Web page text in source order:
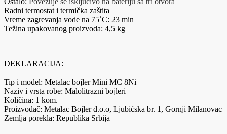
Radni termostat i termička zaštita
Vreme zagrevanja vode na 75˚C: 23 min
Težina upakovanog proizvoda: 4,5 kg
DEKLARACIJA:
Tip i model: Metalac bojler Mini MC 8Ni
Naziv i vrsta robe: Malolitrazni bojleri
Količina: 1 kom.
Proizvođač: Metalac Bojler d.o.o, Ljubićska br. 1, Gornji Milanovac
Zemlja porekla: Republika Srbija